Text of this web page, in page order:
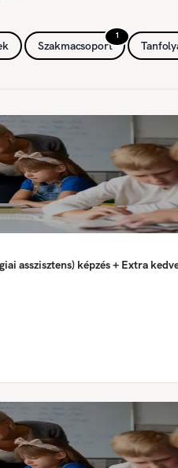
1
Szakmacsoport
asszisztens) képzés + Extra